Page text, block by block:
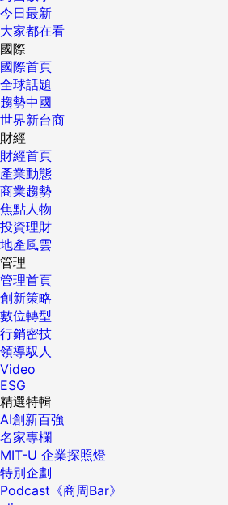
今日最新
大家都在看
國際
國際首頁
全球話題
趨勢中國
世界新台商
財經
財經首頁
產業動態
商業趨勢
焦點人物
投資理財
地產風雲
管理
管理首頁
創新策略
數位轉型
行銷密技
領導馭人
Video
ESG
精選特輯
AI創新百強
名家專欄
MIT-U 企業探照燈
特別企劃
Podcast《商周Bar》